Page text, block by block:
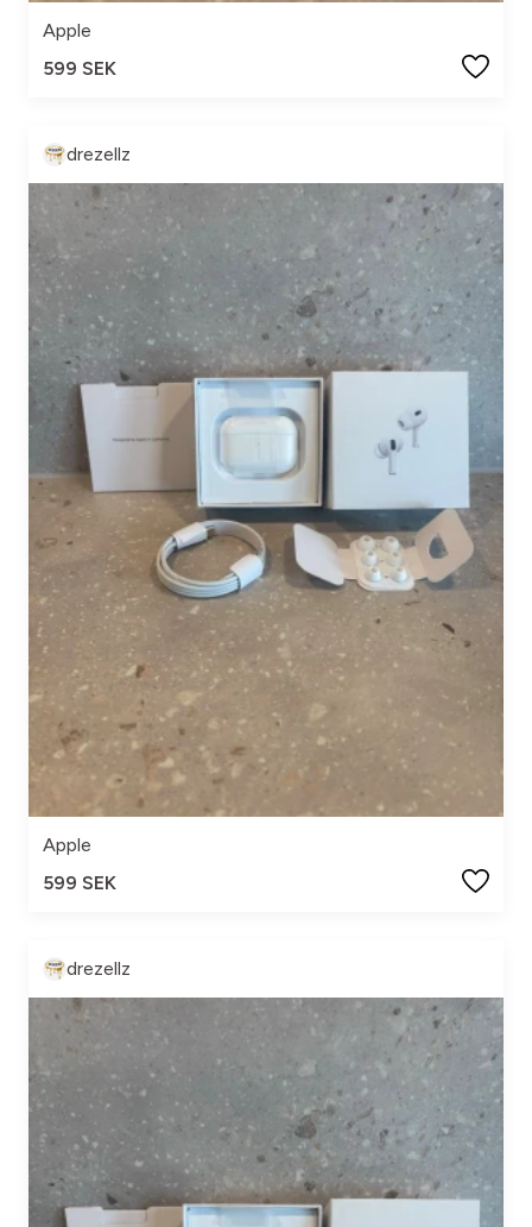
Apple
599 SEK
drezellz
Apple
599 SEK
drezellz